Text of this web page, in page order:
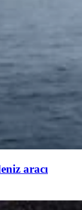
aracı